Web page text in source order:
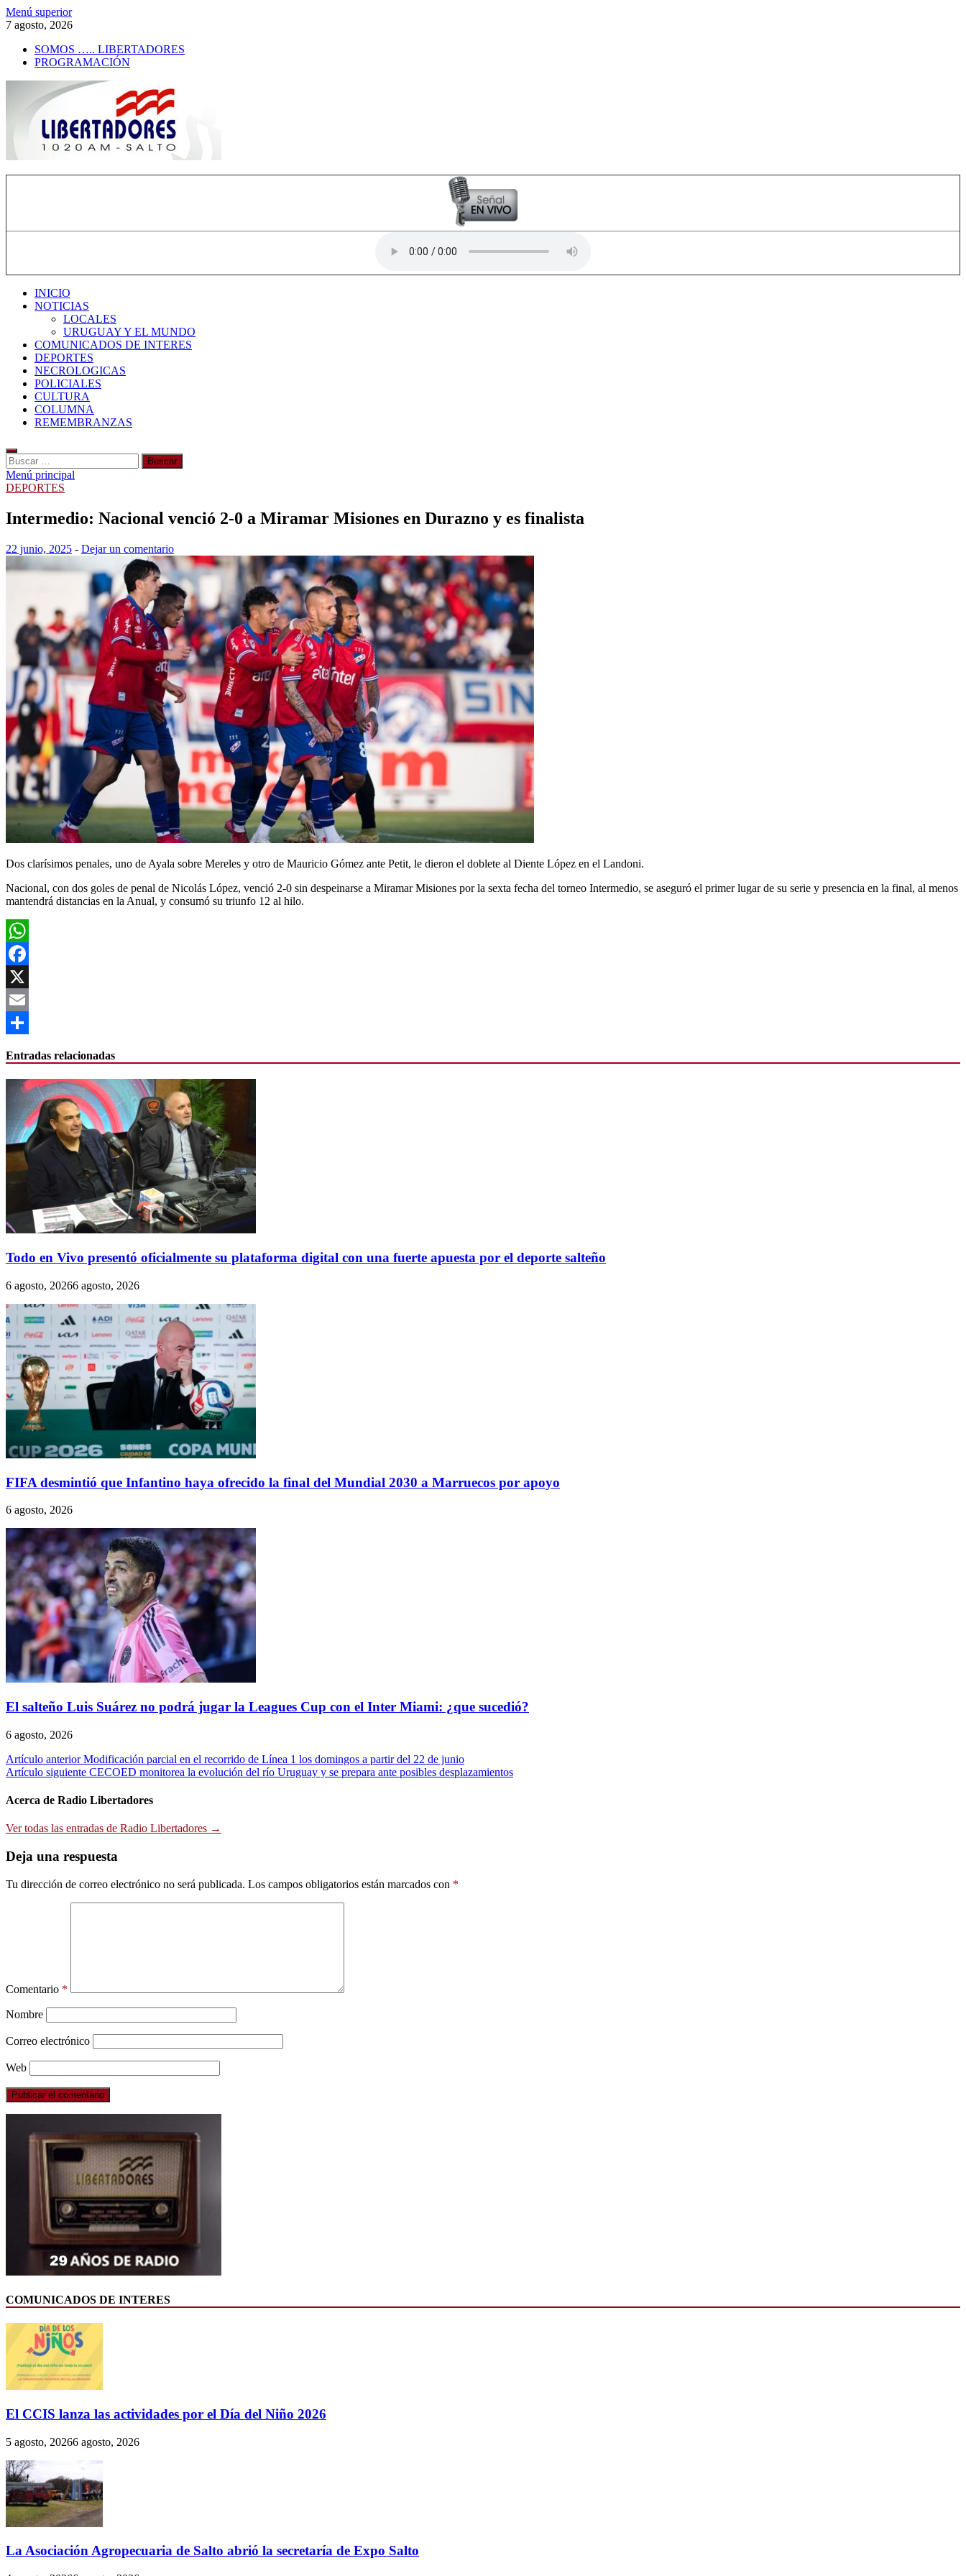
Saltar
al
Menú superior
7 agosto, 2026
SOMOS ….. LIBERTADORES
PROGRAMACIÓN
INICIO
NOTICIAS
LOCALES
URUGUAY Y EL MUNDO
COMUNICADOS DE INTERES
DEPORTES
NECROLOGICAS
POLICIALES
CULTURA
COLUMNA
REMEMBRANZAS
Buscar:
Menú principal
DEPORTES
Intermedio: Nacional venció 2-0 a Miramar Misiones en Durazno y es finalista
22 junio, 2025 - Dejar un comentario
Dos clarísimos penales, uno de Ayala sobre Mereles y otro de Mauricio Gómez ante Petit, le dieron el doblete al Diente López en el Landoni.
Nacional, con dos goles de penal de Nicolás López, venció 2-0 sin despeinarse a Miramar Misiones por la sexta fecha del torneo Intermedio, se aseguró el primer lugar de su serie y presencia en la final, al menos
mantendrá distancias en la Anual, y consumó su triunfo 12 al hilo.
WhatsApp
Facebook
X
Email
Entradas relacionadas
Todo en Vivo presentó oficialmente su plataforma digital con una fuerte apuesta por el deporte salteño
6 agosto, 20266 agosto, 2026
FIFA desmintió que Infantino haya ofrecido la final del Mundial 2030 a Marruecos por apoyo
6 agosto, 2026
El salteño Luis Suárez no podrá jugar la Leagues Cup con el Inter Miami: ¿que sucedió?
6 agosto, 2026
Navegación
de
entradas
Artículo anterior Modificación parcial en el recorrido de Línea 1 los domingos a partir del 22 de junio
Artículo siguiente CECOED monitorea la evolución del río Uruguay y se prepara ante posibles desplazamientos
Acerca de Radio Libertadores
Ver todas las entradas de Radio Libertadores →
Deja una respuesta
Tu dirección de correo electrónico no será publicada. Los campos obligatorios están marcados con *
Comentario *
Nombre
Correo electrónico
Web
COMUNICADOS DE INTERES
El CCIS lanza las actividades por el Día del Niño 2026
5 agosto, 20266 agosto, 2026
La Asociación Agropecuaria de Salto abrió la secretaría de Expo Salto